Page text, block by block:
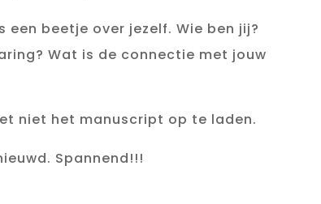
een beetje over jezelf. Wie ben jij?
Wat is de connectie met jouw
niet het manuscript op te laden.
Spannend!!!